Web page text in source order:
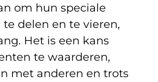
om hun speciale
delen en te vieren,
Het is een kans
te waarderen,
met anderen en trots